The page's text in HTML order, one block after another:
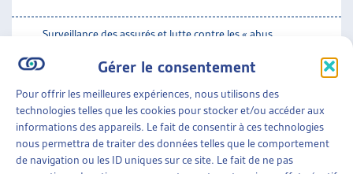
Gérer le consentement
Pour offrir les meilleures expériences, nous utilisons des
technologies telles que les cookies pour stocker et/ou accéder aux
informations des appareils. Le fait de consentir à ces technologies
nous permettra de traiter des données telles que le comportement
de navigation ou les ID uniques sur ce site. Le fait de ne pas
Surveillance des assurés et lutte contre les « abus
ASSURANCES SOCIALES»FAITS ET CHIFFRES»
SURVEILLANCE DES ASSURÉS ET LUTTE CONTRE LES
« ABUS »
LUTTE CONTRE LES ABUS DANS LES ASSURANCES